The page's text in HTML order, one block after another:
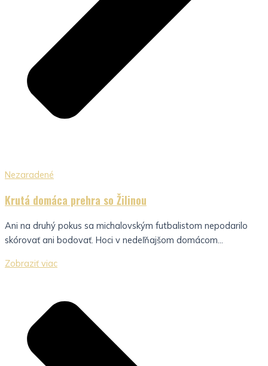
Nezaradené
Krutá domáca prehra so Žilinou
Ani na druhý pokus sa michalovským futbalistom nepodarilo
skórovať ani bodovať. Hoci v nedeľňajšom domácom...
Zobraziť viac